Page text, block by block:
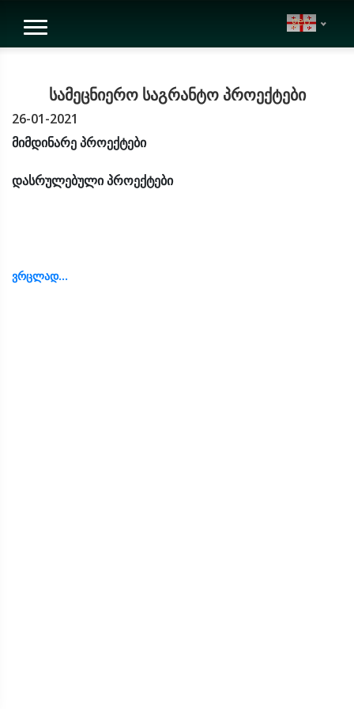
geo
სამეცნიერო საგრანტო პროექტები
26-01-2021
მიმდინარე პროექტები
დასრულებული პროექტები
ვრცლად...